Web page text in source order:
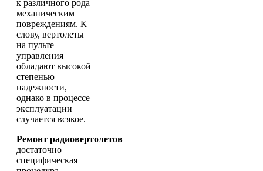
к различного рода
механическим
повреждениям. К
слову, вертолеты
на пульте
управления
обладают высокой
степенью
надежности,
однако в процессе
эксплуатации
случается всякое.
Ремонт радиовертолетов –
достаточно
специфическая